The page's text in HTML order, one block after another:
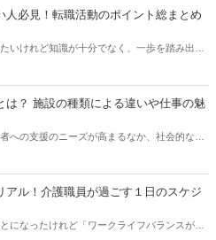
ルパーに転職をしたい方、これから働くか迷
人必見！転職活動のポイント総まとめ
いけれど知識が十分でなく、一歩を踏み出す
スマッチを防ぎ、新しい人生の一歩を踏み出
は？ 施設の種類による違いや仕事の魅
への支援のニーズが高まるなか、社会的なニ
護職の仕事に関する基礎知識を徹底解説しま
ラボ編集部】
アル！介護職員が過ごす１日のスケジ
になったけれど「ワークライフバランスが気